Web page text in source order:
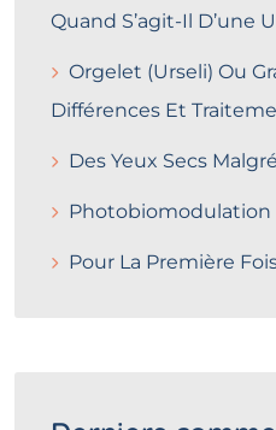
Quand S’agit-Il D’une
Orgelet (Urseli) Ou
Différences Et
Des Yeux Secs
Photobiomodulation
Pour La Première